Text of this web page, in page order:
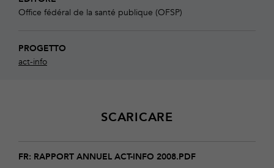
Office fédéral de la santé publique (OFSP)
PROGETTO
act-info
SCARICARE
FR: RAPPORT ANNUEL ACT-INFO 2008.PDF
Rapport